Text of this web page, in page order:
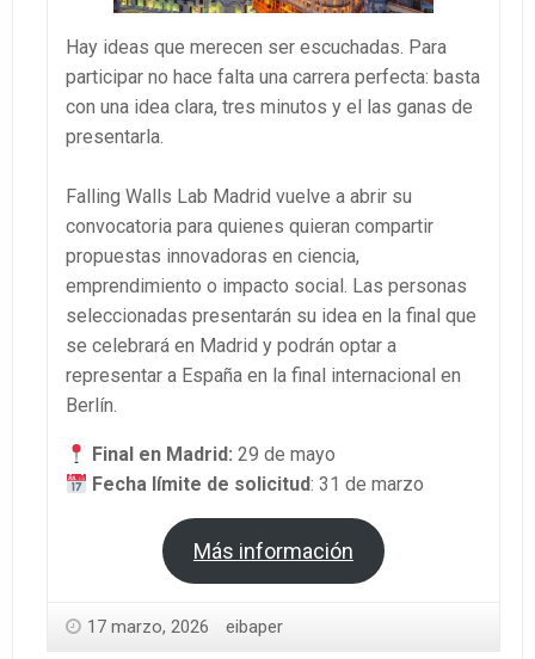
Hay ideas que merecen ser escuchadas. Para
participar no hace falta una carrera perfecta: basta
con una idea clara, tres minutos y el las ganas de
presentarla.
Falling Walls Lab Madrid vuelve a abrir su
convocatoria para quienes quieran compartir
propuestas innovadoras en ciencia,
emprendimiento o impacto social. Las personas
seleccionadas presentarán su idea en la final que
se celebrará en Madrid y podrán optar a
representar a España en la final internacional en
Berlín.
Final en Madrid: 29 de mayo
Fecha límite de solicitud: 31 de marzo
Más información
17 marzo, 2026 eibaper